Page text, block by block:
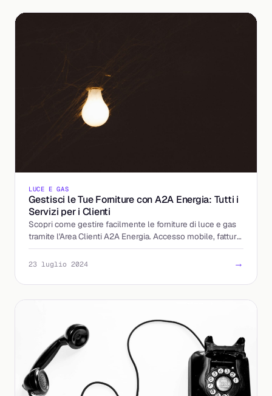
LUCE E GAS
Gestisci le Tue Forniture con A2A Energia: Tutti i
Servizi per i Clienti
Scopri come gestire facilmente le forniture di luce e gas
tramite l'Area Clienti A2A Energia. Accesso mobile, fatture
digitali e gestione del servizio inclusi.
23 luglio 2024 →